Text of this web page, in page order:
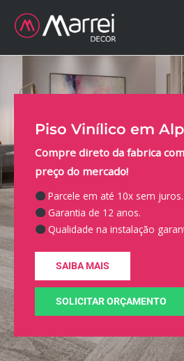
para
conteúdo
Piso Vinílico em
Compre direto da fabrica
preço do mercado!
Parcele em até 10x sem juros.
Garantia de 12 anos.
Qualidade na instalação
SAIBA MAIS
SOLICITAR ORÇAMENTO